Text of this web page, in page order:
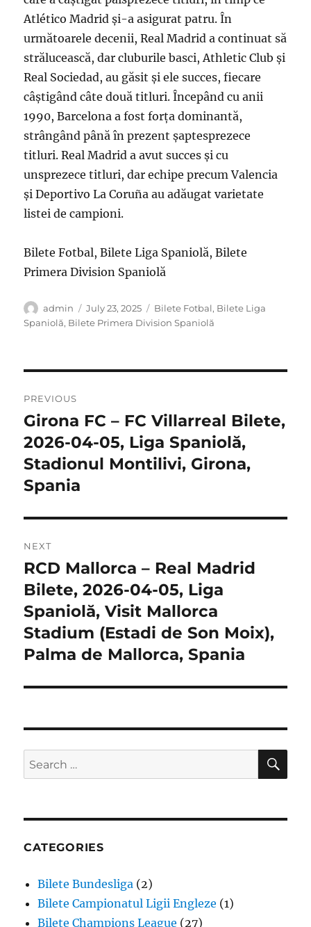
Atlético Madrid și-a asigurat patru. În
următoarele decenii, Real Madrid a continuat să
strălucească, dar cluburile basci, Athletic Club și
Real Sociedad, au găsit și ele succes, fiecare
câștigând câte două titluri. Începând cu anii
1990, Barcelona a fost forța dominantă,
strângând până în prezent șaptesprezece
titluri. Real Madrid a avut succes și cu
unsprezece titluri, dar echipe precum Valencia
și Deportivo La Coruña au adăugat varietate
listei de campioni.
Bilete Fotbal, Bilete Liga Spaniolă, Bilete
Primera Division Spaniolă
Author
admin
Posted
on
July 23, 2025 Categories
Bilete Fotbal, Bilete Liga
Spaniolă, Bilete Primera Division Spaniolă
navigation
PREVIOUS
Previous
post:
Girona FC – FC Villarreal Bilete,
2026-04-05, Liga Spaniolă,
Stadionul Montilivi, Girona,
Spania
NEXT
Next
post:
RCD Mallorca – Real Madrid
Bilete, 2026-04-05, Liga
Spaniolă, Visit Mallorca
Stadium (Estadi de Son Moix),
Palma de Mallorca, Spania
Search
for:
CATEGORIES
Bilete Bundesliga (2)
Bilete Campionatul Ligii Engleze (1)
Bilete Champions League (27)